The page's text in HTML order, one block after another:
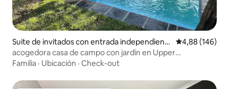
Suite de invitados con entrada independient
e en Woodstock
Calificación
4,88 (146)
acogedora casa de campo con jardín en Upper
Woodstock con piscina
Familia · Ubicación · Check-out